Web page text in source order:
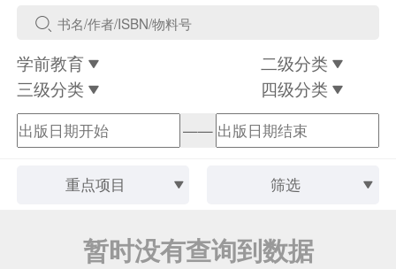
学前教育
二级分类
三级分类
四级分类
——
重点项目 筛选
暂时没有查询到数据